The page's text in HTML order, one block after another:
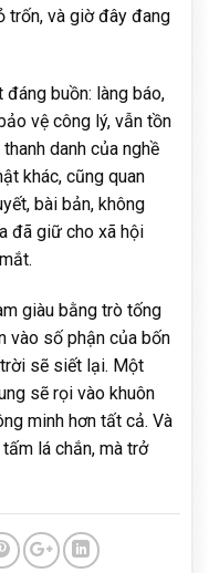
trốn, và giờ đây đang
buồn: làng báo,
vệ công lý, vẫn tồn
danh của nghề
khác, cũng quan
bài bản, không
đã giữ cho xã hội
giàu bằng trò tống
vào số phận của bốn
sẽ siết lại. Một
sẽ rọi vào khuôn
minh hơn tất cả. Và
tấm lá chắn, mà trở